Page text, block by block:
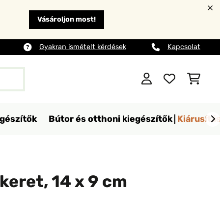
Vásároljon most!
Gyakran ismételt kérdések Kapcsolat
Bútor és otthoni kiegészítők
14 x 9 cm